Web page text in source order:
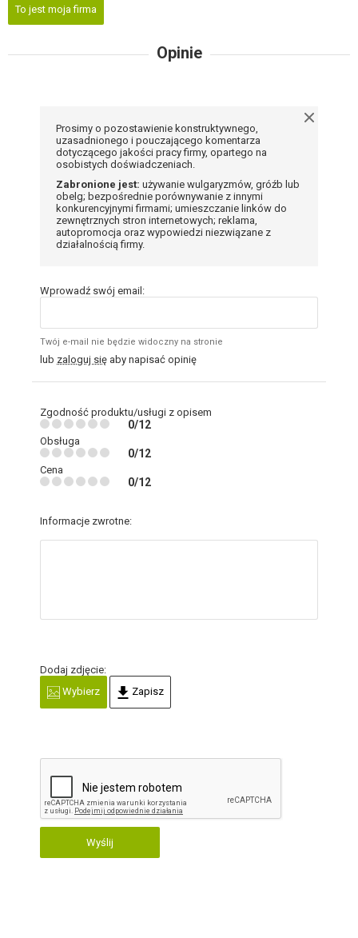
To jest moja firma
Opinie
Prosimy o pozostawienie konstruktywnego,
uzasadnionego i pouczającego komentarza
dotyczącego jakości pracy firmy, opartego na
osobistych doświadczeniach.
Zabronione jest: używanie wulgaryzmów, gróźb lub
obelg; bezpośrednie porównywanie z innymi
konkurencyjnymi firmami; umieszczanie linków do
zewnętrznych stron internetowych; reklama,
autopromocja oraz wypowiedzi niezwiązane z
działalnością firmy.
Wprowadź swój email:
Twój e-mail nie będzie widoczny na stronie
lub zaloguj się aby napisać opinię
Zgodność produktu/usługi z opisem
0/12
Obsługa
0/12
Cena
0/12
Informacje zwrotne:
Dodaj zdjęcie:
Wybierz
Zapisz
Wyślij